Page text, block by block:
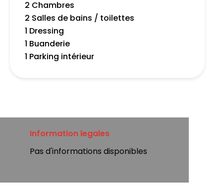
2 Chambres
2 Salles de bains / toilettes
1 Dressing
1 Buanderie
1 Parking intérieur
Information legales
Pas d'informations disponibles